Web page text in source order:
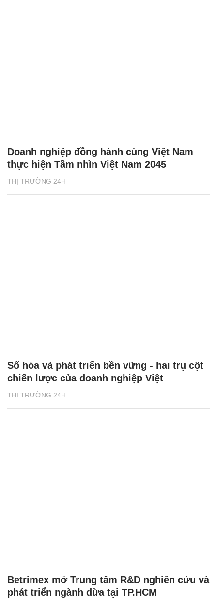
THỊ TRƯỜNG 24H
Doanh nghiệp đồng hành cùng Việt Nam
thực hiện Tầm nhìn Việt Nam 2045
THỊ TRƯỜNG 24H
Số hóa và phát triển bền vững - hai trụ cột
chiến lược của doanh nghiệp Việt
Betrimex mở Trung tâm R&D nghiên cứu và
phát triển ngành dừa tại TP.HCM